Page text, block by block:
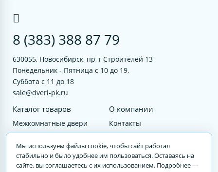
8 (383) 388 87 79
630055, Новосибирск, пр-т Строителей 13
Понедельник - Пятница с 10 до 19,
Суббота с 11 до 18
sale@dveri-pk.ru
Каталог товаров
Межкомнатные двери
Входные двери
Услуги
О компании
Контакты
Мы используем файлы cookie, чтобы сайт работал
стабильно и было удобнее им пользоваться. Оставаясь на
сайте, вы соглашаетесь с их использованием. Подробнее —